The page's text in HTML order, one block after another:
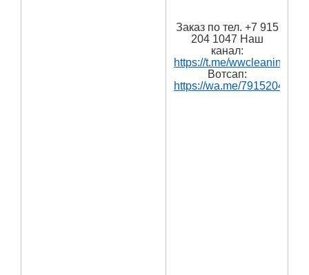
Заказ по тел. +7 915
204 1047 Наш
канал:
https://t.me/wwcleaning
Вотсап:
https://wa.me/79152041047